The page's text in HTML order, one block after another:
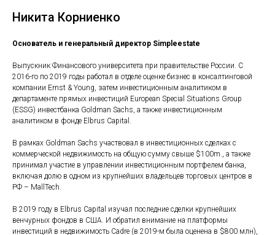
Никита Корниенко
Основатель и генеральный директор Simpleestate
Выпускник Финансового университета при правительстве России. С
2016-го по 2019 годы работал в отделе оценке бизнес в консалтинговой
компании Ernst & Young, затем инвестиционным аналитиком в
департаменте прямых инвестиций European Special Situations Group
(ESSG) инвестбанка Goldman Sachs, а также инвестиционным
аналитиком в фонде Elbrus Capital.
В рамках Goldman Sachs участвовал в инвестиционных сделках с
коммерческой недвижимость на общую сумму свыше $100m., а также
принимал участие в управлении инвестиционным портфелем банка,
включая долю в одном из крупнейших владельцев торговых центров в
РФ – MallTech.
В 2019 году в Elbrus Capital изучал последние сделки крупнейших
венчурных фондов в США. И обратил внимание на платформы
инвестиций в недвижимость Cadre (в 2019-м была оценена в $800 млн),